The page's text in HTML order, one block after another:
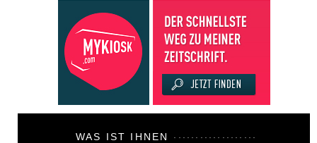
WAS IST IHNEN